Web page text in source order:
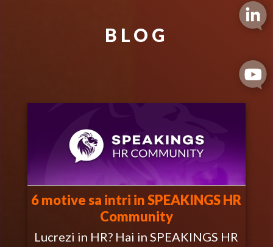
BLOG
6 motive sa intri in SPEAKINGS HR
Community
Lucrezi in HR? Hai in SPEAKINGS HR